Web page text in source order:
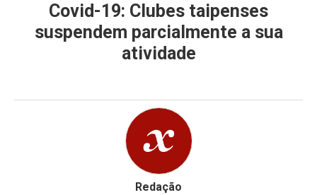
Covid-19: Clubes taipenses
suspendem parcialmente a sua
atividade
Redação